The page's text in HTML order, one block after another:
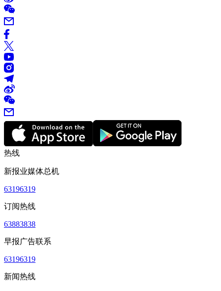
热线
新报业媒体总机
63196319
订阅热线
63883838
早报广告联系
63196319
新闻热线